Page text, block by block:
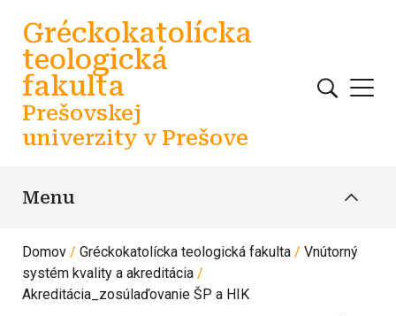
Gréckokatolícka
teologická
fakulta
Prešovskej
univerzity v Prešove
Menu
Domov Gréckokatolícka teologická fakulta
Vnútorný
systém kvality a akreditácia
Akreditácia_zosúlaďovanie ŠP a HIK